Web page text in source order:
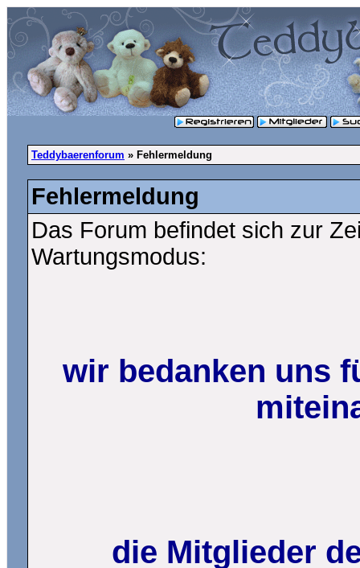
Teddybaerenforum » Fehlermeldung
Fehlermeldung
Das Forum befindet sich zur
Wartungsmodus:
wir bedanken uns
die Mitglieder